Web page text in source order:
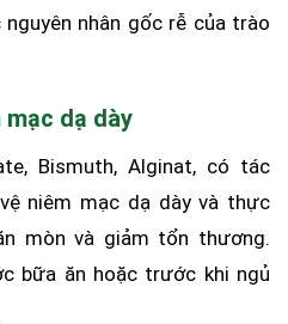
nhân gốc rễ của trào
mạc dạ dày
Bismuth, Alginat, có tác
niêm mạc dạ dày và thực
mòn và giảm tổn thương.
bữa ăn hoặc trước khi ngủ